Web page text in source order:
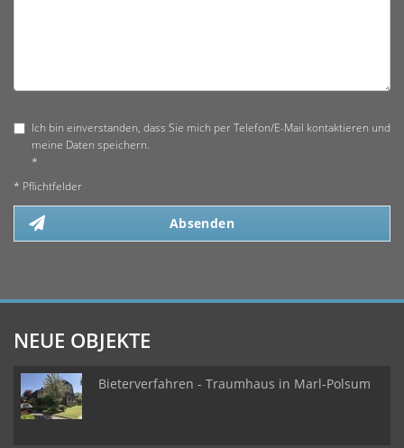
Ich bin einverstanden, dass Sie mich per Telefon/E-Mail kontaktieren und
meine Daten speichern.
*
* Pflichtfelder
Absenden
NEUE OBJEKTE
Bieterverfahren - Traumhaus in Marl-Polsum